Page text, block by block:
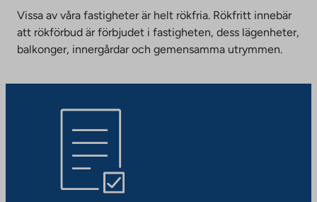
Vissa av våra fastigheter är helt rökfria. Rökfritt innebär
att rökförbud är förbjudet i fastigheten, dess lägenheter,
balkonger, innergårdar och gemensamma utrymmen.